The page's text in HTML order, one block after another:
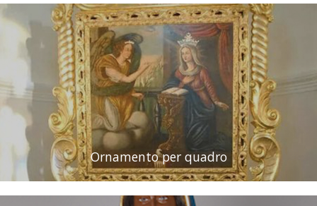
Ornamento per quadro